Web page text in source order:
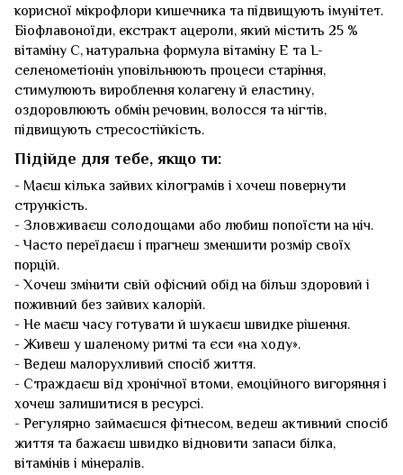
корисної мікрофлори кишечника та підвищують імунітет.
Біофлавоноїди, екстракт ацероли, який містить 25 %
вітаміну С, натуральна формула вітаміну Е та L-
селенометіонін уповільнюють процеси старіння,
стимулюють вироблення колагену й еластину,
оздоровлюють обмін речовин, волосся та нігтів,
підвищують стресостійкість.
Підійде для тебе, якщо ти:
- Маєш кілька зайвих кілограмів і хочеш повернути
стрункість.
- Зловживаєш солодощами або любиш попоїсти на ніч.
- Часто переїдаєш і прагнеш зменшити розмір своїх
порцій.
- Хочеш змінити свій офісний обід на більш здоровий і
поживний без зайвих калорій.
- Не маєш часу готувати й шукаєш швидке рішення.
- Живеш у шаленому ритмі та єси «на ходу».
- Ведеш малорухливий спосіб життя.
- Страждаєш від хронічної втоми, емоційного вигоряння і
хочеш залишитися в ресурсі.
- Регулярно займаєшся фітнесом, ведеш активний спосіб
життя та бажаєш швидко відновити запаси білка,
вітамінів і мінералів.